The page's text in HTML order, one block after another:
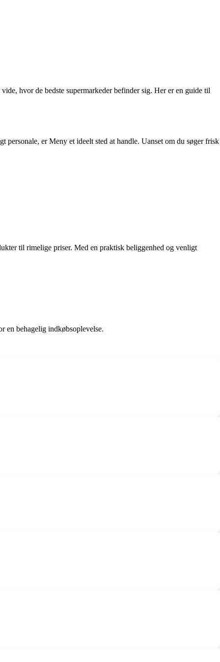
hvor de bedste supermarkeder befinder sig. Her er en guide til
er Meny et ideelt sted at handle. Uanset om du søger frisk
til rimelige priser. Med en praktisk beliggenhed og venligt
en behagelig indkøbsoplevelse.